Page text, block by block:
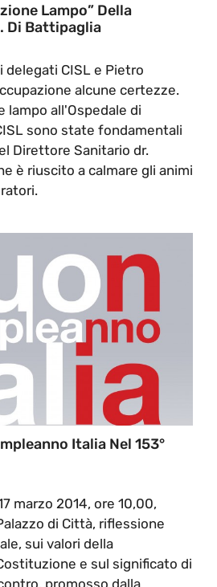
Lampo” Della
Di Battipaglia
delegati CISL e Pietro
alcune certezze.
lampo all'Ospedale di
sono state fondamentali
Direttore Sanitario dr.
è riuscito a calmare gli animi
Italia Nel 153°
marzo 2014, ore 10,00,
di Città, riflessione
sui valori della
e sul significato di
promosso dalla